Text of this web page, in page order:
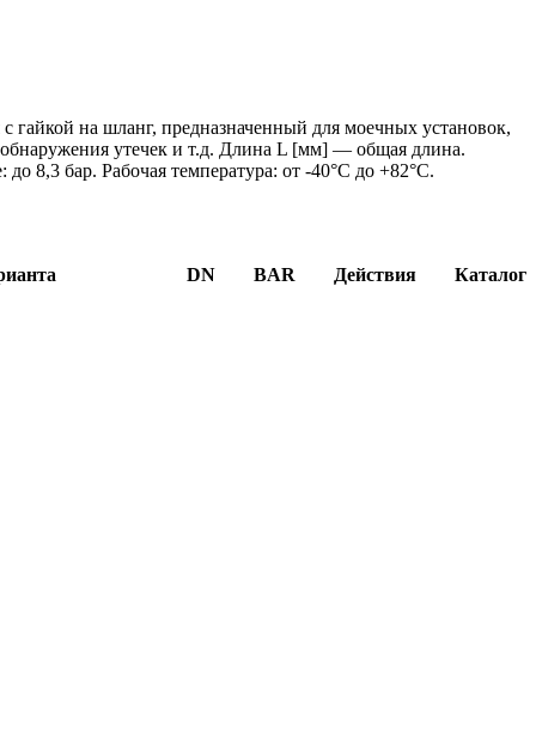
гайкой на шланг, предназначенный для моечных установок,
утечек и т.д. Длина L [мм] — общая длина.
8,3 бар. Рабочая температура: от -40°C до +82°C.
DN BAR Действия Каталог